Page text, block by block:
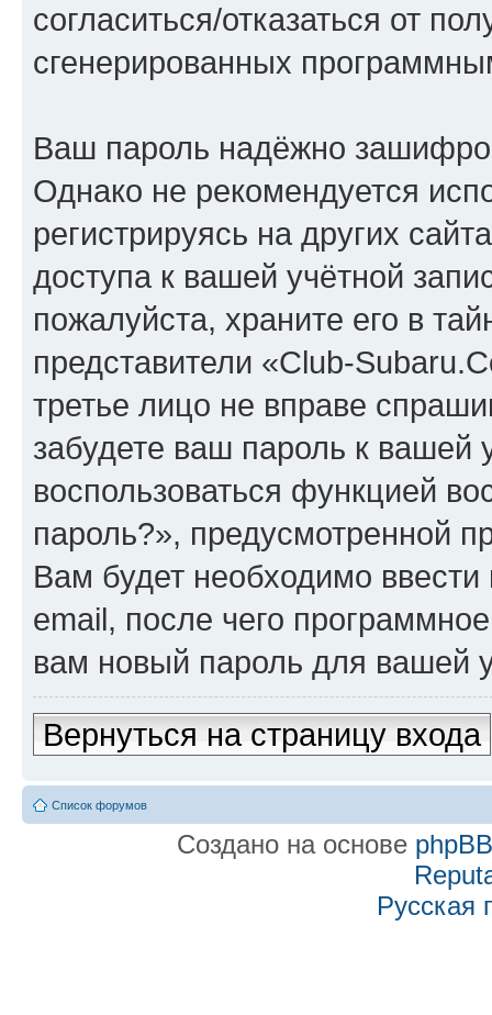
согласиться/отказаться от
сгенерированных
Ваш пароль надёжно
Однако не рекомендуется
регистрируясь на других
доступа к вашей учётной
пожалуйста, храните его в
представители «Club-
третье лицо не вправе
забудете ваш пароль к вашей
воспользоваться функцией
пароль?», предусмотренной
Вам будет необходимо
email, после чего
вам новый пароль для вашей
Вернуться на страницу входа
Список форумов
Создано на основе phpBB
Русская